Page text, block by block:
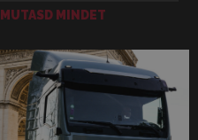
MUTASD MINDET